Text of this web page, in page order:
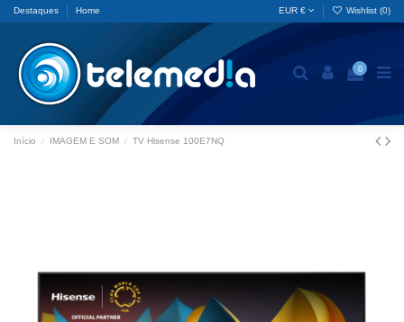
Destaques Home EUR € Wishlist (0)
0
Início IMAGEM E SOM TV Hisense 100E7NQ